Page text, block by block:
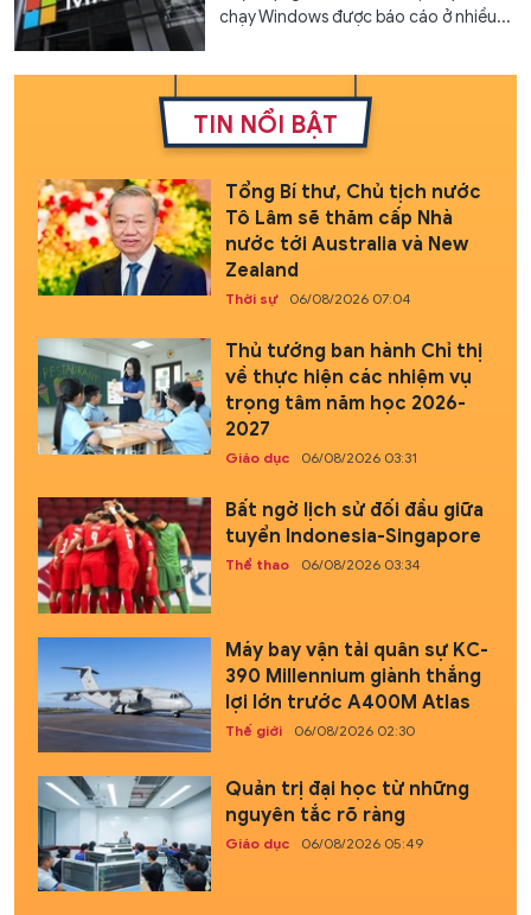
chạy Windows được báo cáo ở nhiều...
TIN NỔI BẬT
Tổng Bí thư, Chủ tịch nước
Tô Lâm sẽ thăm cấp Nhà
nước tới Australia và New
Zealand
Thời sự 06/08/2026 07:04
Thủ tướng ban hành Chỉ thị
về thực hiện các nhiệm vụ
trọng tâm năm học 2026-
2027
Giáo dục 06/08/2026 03:31
Bất ngờ lịch sử đối đầu giữa
tuyển Indonesia-Singapore
Thể thao 06/08/2026 03:34
Máy bay vận tải quân sự KC-
390 Millennium giành thắng
lợi lớn trước A400M Atlas
Thế giới 06/08/2026 02:30
Quản trị đại học từ những
nguyên tắc rõ ràng
Giáo dục 06/08/2026 05:49